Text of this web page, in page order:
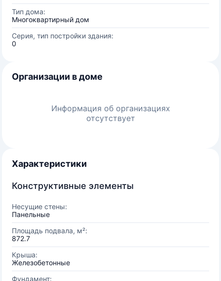
Тип дома:
Многоквартирный дом
Серия, тип постройки здания:
0
Организации в доме
Информация об организациях
отсутствует
Характеристики
Конструктивные элементы
Несущие стены:
Панельные
Площадь подвала, м²:
872.7
Крыша:
Железобетонные
Фундамент: